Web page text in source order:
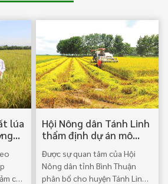
lúa
chi
Hội Nông dân Tánh Linh
thẩm định dự án mô
nhận tại xã Bắc Ruộng
Được sự quan tâm của Hội
Nông dân tỉnh Bình Thuận
phân bổ cho huyện Tánh Linh